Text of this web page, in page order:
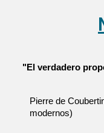
"El verdadero
Pierre de
modernos)